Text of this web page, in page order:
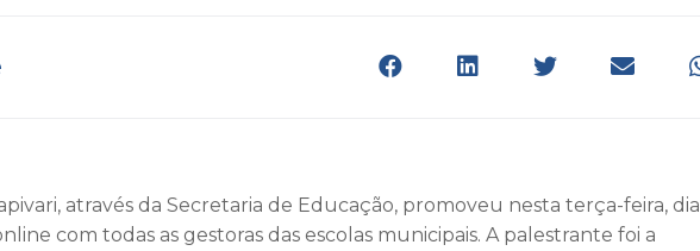
através da Secretaria de Educação, promoveu nesta terça-feira, dia
com todas as gestoras das escolas municipais. A palestrante foi a